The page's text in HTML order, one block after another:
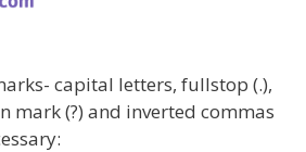
capital letters, fullstop (.),
mark (?) and inverted commas